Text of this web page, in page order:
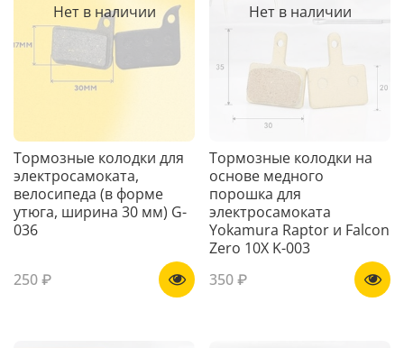
Нет в наличии
Тормозные колодки для
электросамоката,
велосипеда (в форме
утюга, ширина 30 мм) G-
036
250 ₽
Нет в наличии
Тормозные колодки на
основе медного
порошка для
электросамоката
Yokamura Raptor и Falcon
Zero 10X K-003
350 ₽